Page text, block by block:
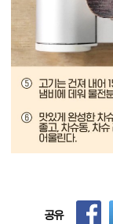
공유